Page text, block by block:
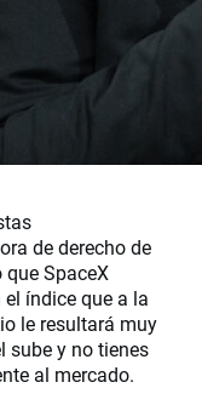
de derecho de
que SpaceX
índice que a la
le resultará muy
sube y no tienes
al mercado.